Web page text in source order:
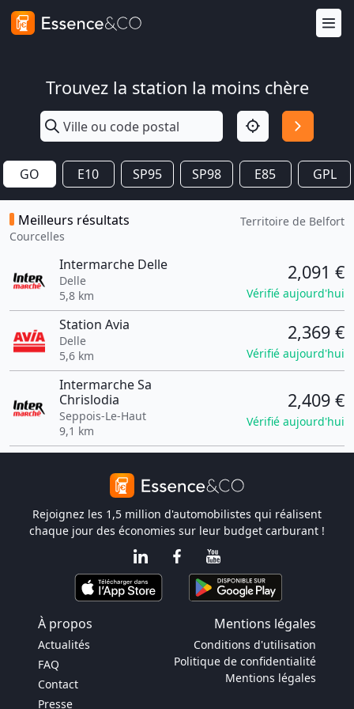
Trouvez la station la moins chère
GO E10 SP95 SP98 E85 GPL
Meilleurs résultats
Courcelles
Territoire de Belfort
Intermarche Delle
Delle
5,8 km
2,091 €
Vérifié aujourd'hui
Station Avia
Delle
5,6 km
2,369 €
Vérifié aujourd'hui
Intermarche Sa
Chrislodia
Seppois-Le-Haut
9,1 km
2,409 €
Vérifié aujourd'hui
Rejoignez les 1,5 million d'automobilistes qui réalisent
chaque jour des économies sur leur budget carburant !
À propos Mentions légales
Actualités
FAQ
Contact
Presse
Conditions d'utilisation
Politique de confidentialité
Mentions légales